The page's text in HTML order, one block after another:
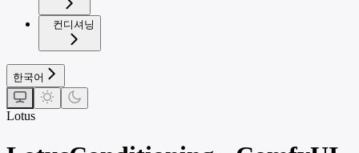
컨디셔닝
한국어
Lotus